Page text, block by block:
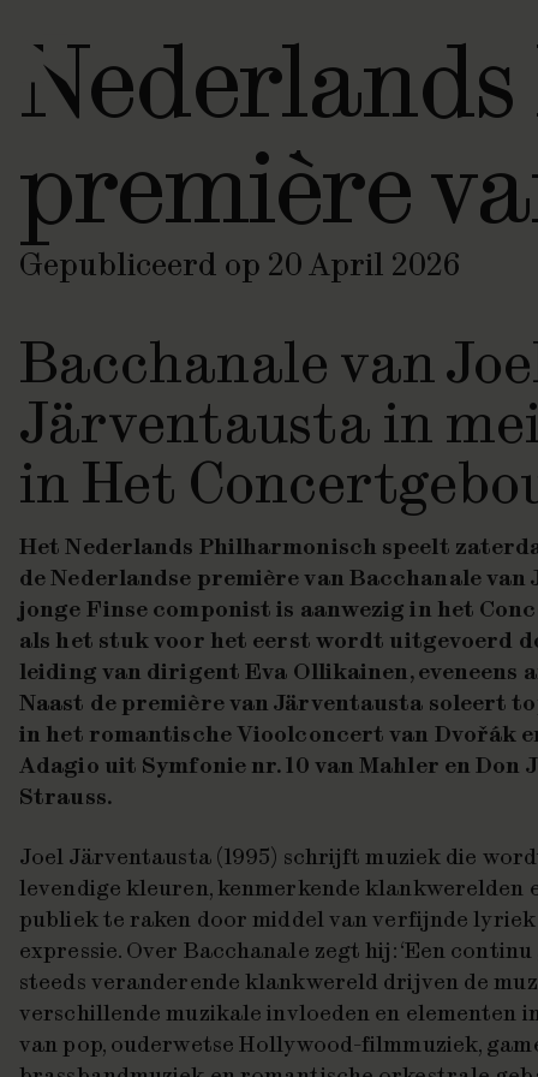
première
Gepubliceerd op 20 April 2026
Bacchanale van
Järventausta in
in Het
Het Nederlands Philharmonisch speelt
de Nederlandse première van Bacchanalevan
jonge Finse componist is aanwezig in het
als het stuk voor het eerst wordt uitgevoerd
leiding van dirigent Eva Ollikainen, eveneens
Naast de première van Järventausta soleert
in het romantischeVioolconcertvan Dvořák
Adagio uit Symfonie nr. 10 van Mahler enDon
Strauss.
Joel Järventausta (1995) schrijft muziek die
levendige kleuren, kenmerkende klankwerelden
publiek te raken door middel van verfijnde lyriek
expressie. Over Bacchanale zegt hij: ‘Een
steeds veranderende klankwereld drijven de
verschillende muzikale invloeden en elementen
van pop, ouderwetse Hollywood-filmmuziek,